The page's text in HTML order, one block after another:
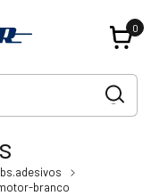
0
branco